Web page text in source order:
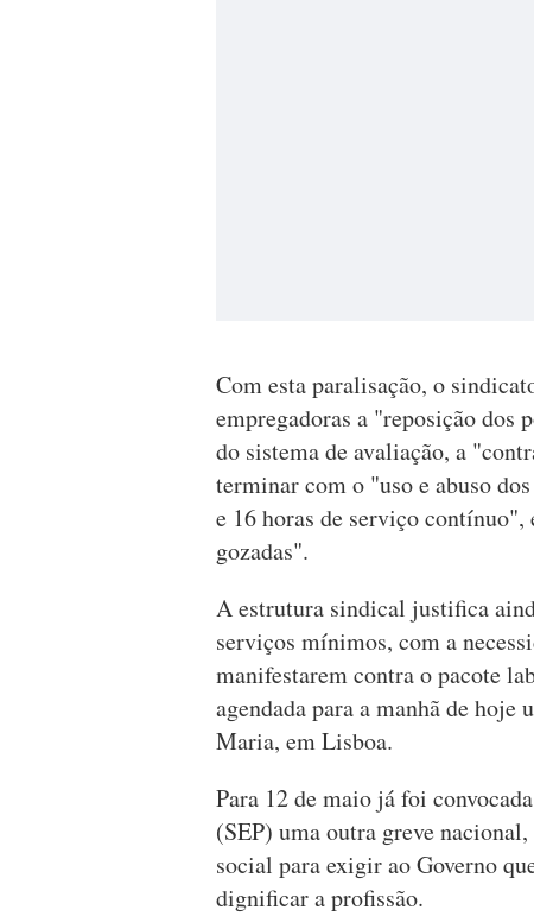
Com esta paralisação, o
empregadoras a "reposição dos
do sistema de avaliação, a
terminar com o "uso e abuso
e 16 horas de serviço contínuo",
gozadas".
A estrutura sindical justifica
serviços mínimos, com a
manifestarem contra o pacote
agendada para a manhã de
Maria, em Lisboa.
Para 12 de maio já foi
(SEP) uma outra greve
social para exigir ao Governo
dignificar a profissão.